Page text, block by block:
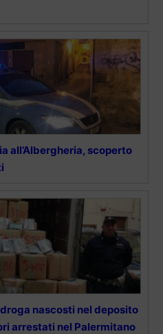
all’Albergheria, scoperto
nascosti nel deposito
arrestati nel Palermitano